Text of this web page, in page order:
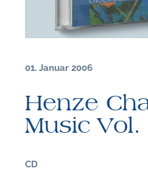
01. Januar 2006
Henze
Music Vol.
CD